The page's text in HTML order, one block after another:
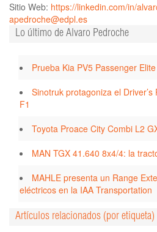
Sitio Web: https://linkedin.com/in/
apedroche@edpl.es
Lo último de Alvaro Pedroche
Prueba Kia PV5 Passenger Elite
Sinotruk protagoniza el
F1
Toyota Proace City Combi L2
MAN TGX 41.640 8x4/4: la
MAHLE presenta un Range
eléctricos en la IAA Transportation
Artículos relacionados (por etiqueta)